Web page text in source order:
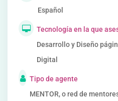
Español
Tecnología en la que
Desarrollo y Diseño
Digital
Tipo de agente
MENTOR, o red de